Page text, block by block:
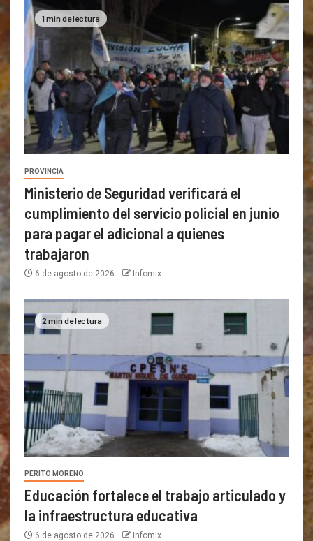
1 min de lectura
PROVINCIA
Ministerio de Seguridad verificará el
cumplimiento del servicio policial en junio
para pagar el adicional a quienes
trabajaron
6 de agosto de 2026 Infomix
2 min de lectura
PERITO MORENO
Educación fortalece el trabajo articulado y
la infraestructura educativa
6 de agosto de 2026 Infomix